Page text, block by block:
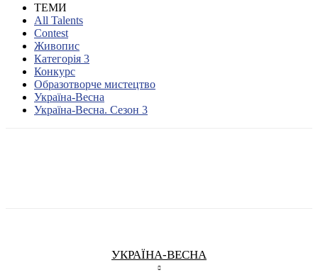
ТЕМИ
All Talents
Contest
Живопис
Категорія 3
Конкурс
Образотворче мистецтво
Україна-Весна
Україна-Весна. Сезон 3
УКРАЇНА-ВЕСНА